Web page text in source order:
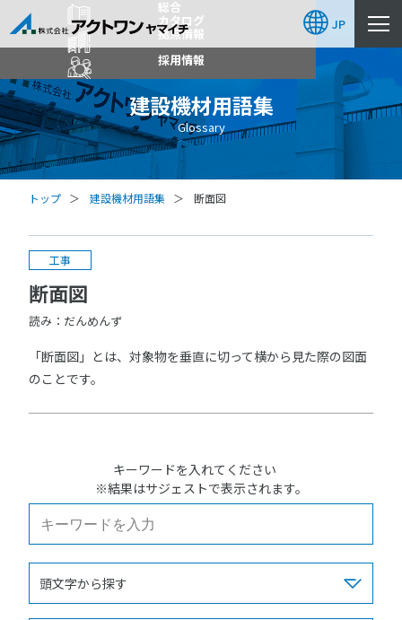
総合
カタログ
拠点情報
採用情報
JP
建設機材用語集
Glossary
トップ 建設機材用語集 断面図
工事
断面図
読み：だんめんず
「断面図」とは、対象物を垂直に切って横から見た際の図面
のことです。
キーワードを入れてください
※結果はサジェストで表示されます。